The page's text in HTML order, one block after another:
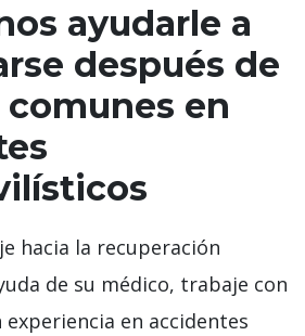
ayudarle a
después de
en
hacia la recuperación
de su médico, trabaje con
en accidentes